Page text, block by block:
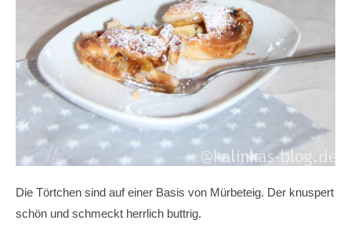
Die Törtchen sind auf einer Basis von Mürbeteig. Der knuspert
schön und schmeckt herrlich buttrig.